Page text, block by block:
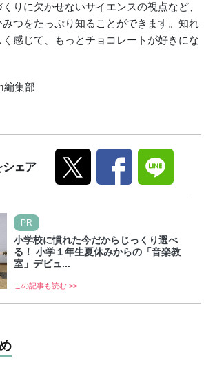
りに欠かせないサイエンスの視点など、
つをたっぷり知ることができます。 知れ
感じて、もっとチョコレートが好きにな
編集部
シェア
PR
小学校に慣れた今だからじっくり選べ
る！ 小学１年生夏休みからの「音楽教
室」デビュ...
この記事も読む >>